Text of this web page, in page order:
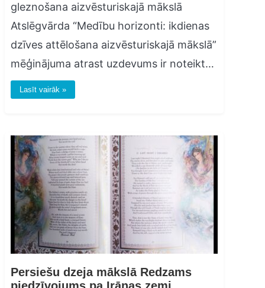
gleznošana aizvēsturiskajā mākslā
Atslēgvārda “Medību horizonti: ikdienas
dzīves attēlošana aizvēsturiskajā mākslā”
mēģinājuma atrast uzdevums ir noteikt…
Lasīt vairāk »
Persiešu dzeja mākslā Redzams